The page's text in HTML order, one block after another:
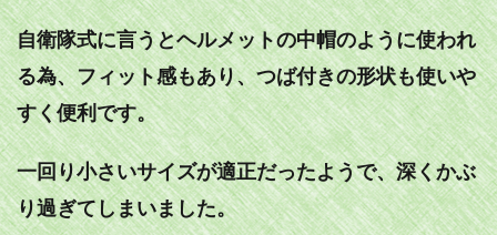
自衛隊式に言うとヘルメットの中帽のように使われ
る為、フィット感もあり、つば付きの形状も使いや
すく便利です。
一回り小さいサイズが適正だったようで、深くかぶ
り過ぎてしまいました。